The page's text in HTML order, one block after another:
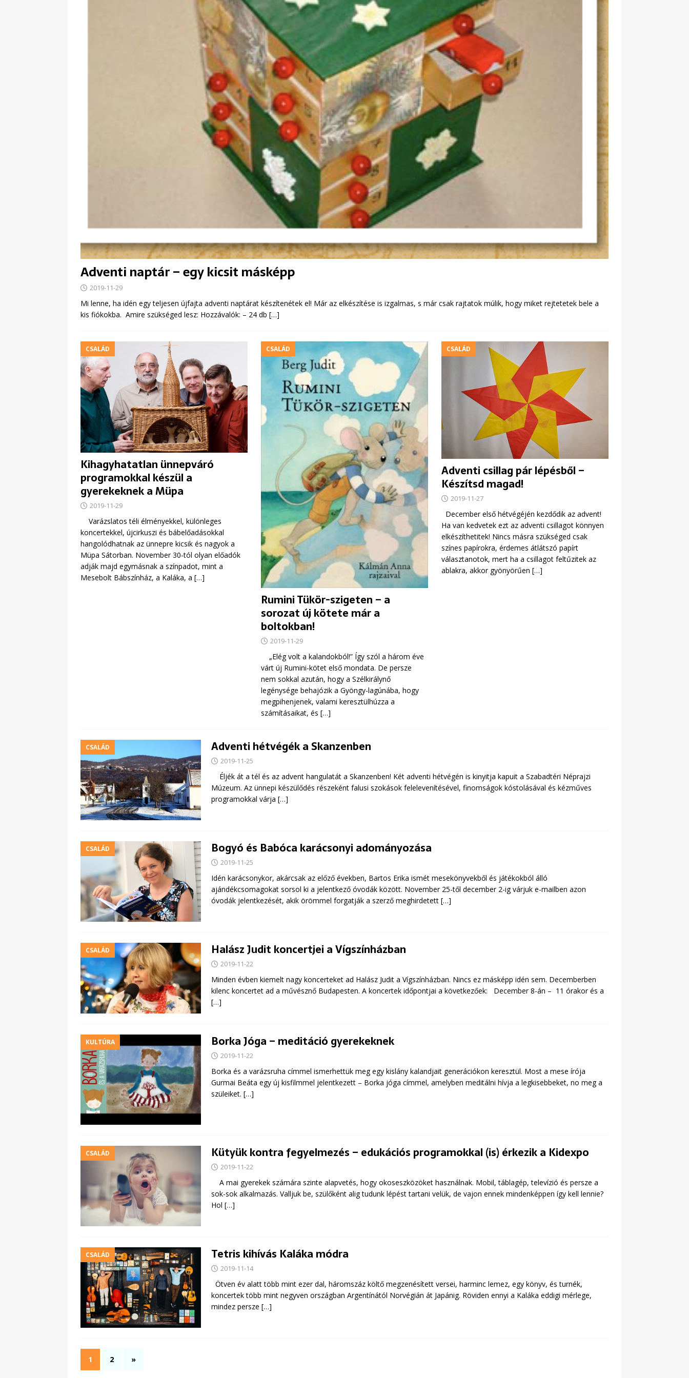
Adventi naptár – egy kicsit másképp
2019-11-29
Mi lenne, ha idén egy teljesen újfajta adventi naptárat készítenétek el! Már az elkészítése is izgalmas, s már csak rajtatok múlik, hogy miket rejtetetek bele a
kis fiókokba. Amire szükséged lesz: Hozzávalók: – 24 db […]
CSALÁD
Kihagyhatatlan ünnepváró
programokkal készül a
gyerekeknek a Müpa
2019-11-29
Varázslatos téli élményekkel, különleges
koncertekkel, újcirkuszi és bábelőadásokkal
hangolódhatnak az ünnepre kicsik és nagyok a
Müpa Sátorban. November 30-tól olyan előadók
adják majd egymásnak a színpadot, mint a
Mesebolt Bábszínház, a Kaláka, a […]
CSALÁD
Rumini Tükör-szigeten – a
sorozat új kötete már a
boltokban!
2019-11-29
„Elég volt a kalandokból!” Így szól a három éve
várt új Rumini-kötet első mondata. De persze
nem sokkal azután, hogy a Szélkirálynő
legénysége behajózik a Gyöngy-lagúnába, hogy
megpihenjenek, valami keresztülhúzza a
számításaikat, és […]
CSALÁD
Adventi csillag pár lépésből –
Készítsd magad!
2019-11-27
December első hétvégéjén kezdődik az advent!
Ha van kedvetek ezt az adventi csillagot könnyen
elkészíthetitek! Nincs másra szükséged csak
színes papírokra, érdemes átlátszó papírt
választanotok, mert ha a csillagot feltűzitek az
ablakra, akkor gyönyörűen […]
CSALÁD Adventi hétvégék a Skanzenben
2019-11-25
Éljék át a tél és az advent hangulatát a Skanzenben! Két adventi hétvégén is kinyitja kapuit a Szabadtéri Néprajzi
Múzeum. Az ünnepi készülődés részeként falusi szokások felelevenítésével, finomságok kóstolásával és kézműves
programokkal várja […]
CSALÁD Bogyó és Babóca karácsonyi adományozása
2019-11-25
Idén karácsonykor, akárcsak az előző években, Bartos Erika ismét mesekönyvekből és játékokból álló
ajándékcsomagokat sorsol ki a jelentkező óvodák között. November 25-től december 2-ig várjuk e-mailben azon
óvodák jelentkezését, akik örömmel forgatják a szerző meghirdetett […]
CSALÁD Halász Judit koncertjei a Vígszínházban
2019-11-22
Minden évben kiemelt nagy koncerteket ad Halász Judit a Vígszínházban. Nincs ez másképp idén sem. Decemberben
kilenc koncertet ad a művésznő Budapesten. A koncertek időpontjai a következőek: December 8-án – 11 órakor és a
[…]
KULTÚRA Borka Jóga – meditáció gyerekeknek
2019-11-22
Borka és a varázsruha címmel ismerhettük meg egy kislány kalandjait generációkon keresztül. Most a mese írója
Gurmai Beáta egy új kisfilmmel jelentkezett – Borka jóga címmel, amelyben meditálni hívja a legkisebbeket, no meg a
szüleiket. […]
CSALÁD Kütyük kontra fegyelmezés – edukációs programokkal (is) érkezik a Kidexpo
2019-11-22
A mai gyerekek számára szinte alapvetés, hogy okoseszközöket használnak. Mobil, táblagép, televízió és persze a
sok-sok alkalmazás. Valljuk be, szülőként alig tudunk lépést tartani velük, de vajon ennek mindenképpen így kell lennie?
Hol […]
CSALÁD Tetris kihívás Kaláka módra
2019-11-14
Ötven év alatt több mint ezer dal, háromszáz költő megzenésített versei, harminc lemez, egy könyv, és turnék,
koncertek több mint negyven országban Argentínától Norvégián át Japánig. Röviden ennyi a Kaláka eddigi mérlege,
mindez persze […]
1 2 »